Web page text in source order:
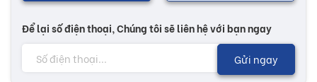
Để lại số điện thoại, Chúng tôi sẽ liên hệ với bạn ngay
Gửi ngay